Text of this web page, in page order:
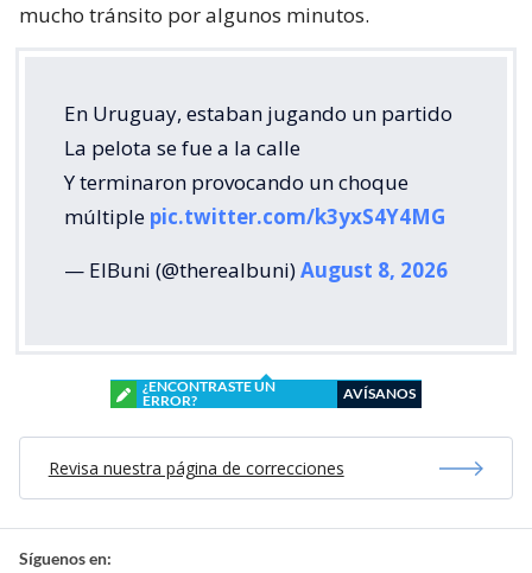
mucho tránsito por algunos minutos.
En Uruguay, estaban jugando un partido
La pelota se fue a la calle
Y terminaron provocando un choque
múltiple pic.twitter.com/k3yxS4Y4MG
— ElBuni (@therealbuni)August 8, 2026
¿ENCONTRASTE UN
ERROR?
AVÍSANOS
Revisa nuestra página de correcciones
Síguenos en: